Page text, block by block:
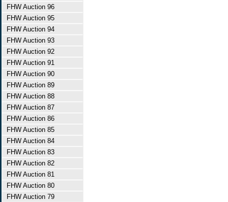
FHW Auction 96
FHW Auction 95
FHW Auction 94
FHW Auction 93
FHW Auction 92
FHW Auction 91
FHW Auction 90
FHW Auction 89
FHW Auction 88
FHW Auction 87
FHW Auction 86
FHW Auction 85
FHW Auction 84
FHW Auction 83
FHW Auction 82
FHW Auction 81
FHW Auction 80
FHW Auction 79